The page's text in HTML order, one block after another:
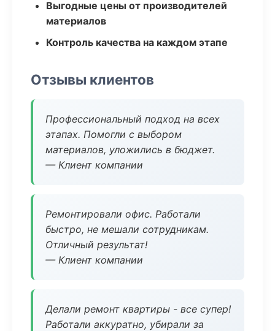
Выгодные цены от производителей
материалов
Контроль качества на каждом этапе
Отзывы клиентов
Профессиональный подход на всех
этапах. Помогли с выбором
материалов, уложились в бюджет.
— Клиент компании
Ремонтировали офис. Работали
быстро, не мешали сотрудникам.
Отличный результат!
— Клиент компании
Делали ремонт квартиры - все супер!
Работали аккуратно, убирали за